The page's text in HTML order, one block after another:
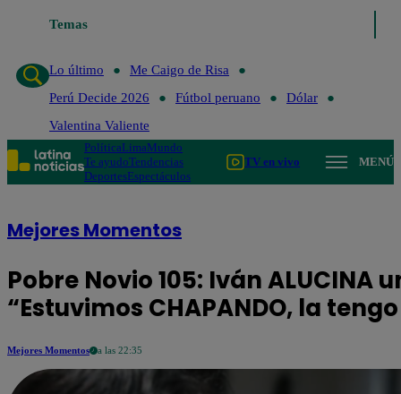
Temas
Caigo de Risa
Lo último
Me Caigo de Risa
Perú Decide 2026
Fútbol peruano
Dólar
Valentina Valiente
PolíticaLimaMundo
Te ayudoTendencias
DeportesEspectáculos
TV en vivo MENÚ
Mejores Momentos
Pobre Novio 105: Iván ALUCINA
“Estuvimos CHAPANDO, la tengo
Mejores Momentos a las 22:35